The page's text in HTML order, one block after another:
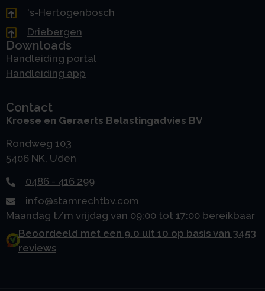
's-Hertogenbosch
Driebergen
Downloads
Handleiding portal
Handleiding app
Contact
Kroese en Geraerts Belastingadvies BV
Rondweg 103
5406 NK, Uden
0486 - 416 299
info@stamrechtbv.com
Maandag t/m vrijdag van 09:00 tot 17:00 bereikbaar
Beoordeeld met een 9.0 uit 10 op basis van 3453
reviews